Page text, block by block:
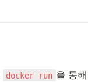
docker run 을 통해